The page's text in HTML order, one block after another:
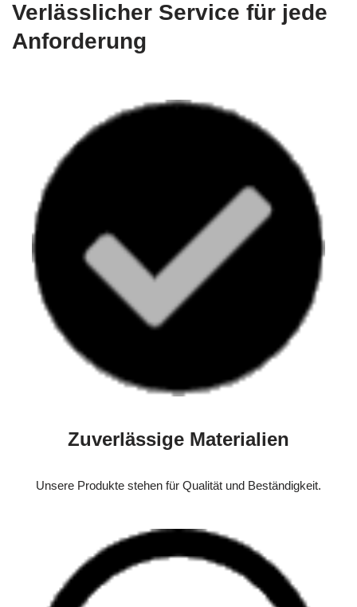
Verlässlicher Service für jede
Anforderung
Zuverlässige Materialien
Unsere Produkte stehen für Qualität und Beständigkeit.